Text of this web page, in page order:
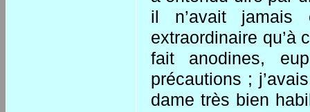
il n’avait jamais
extraordinaire qu’à
fait anodines,
précautions ;
dame très bien